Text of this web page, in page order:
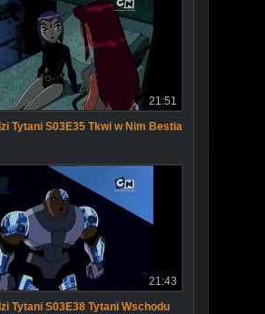
21:51
Tytani S03E35 Tkwi w Nim Bestia
21:43
Tytani S03E38 Tytani Wschodu